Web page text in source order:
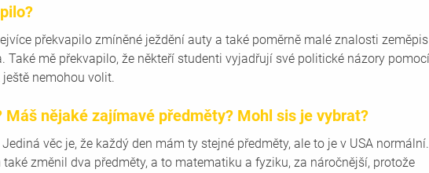
překvapilo zmíněné ježdění auty a také poměrně malé znalosti
Také mě překvapilo, že někteří studenti vyjadřují své politické názory
ještě nemohou volit.
nějaké zajímavé předměty? Mohl sis je vybrat?
věc je, že každý den mám ty stejné předměty, ale to je v USA
změnil dva předměty, a to matematiku a fyziku, za náročnější, protože